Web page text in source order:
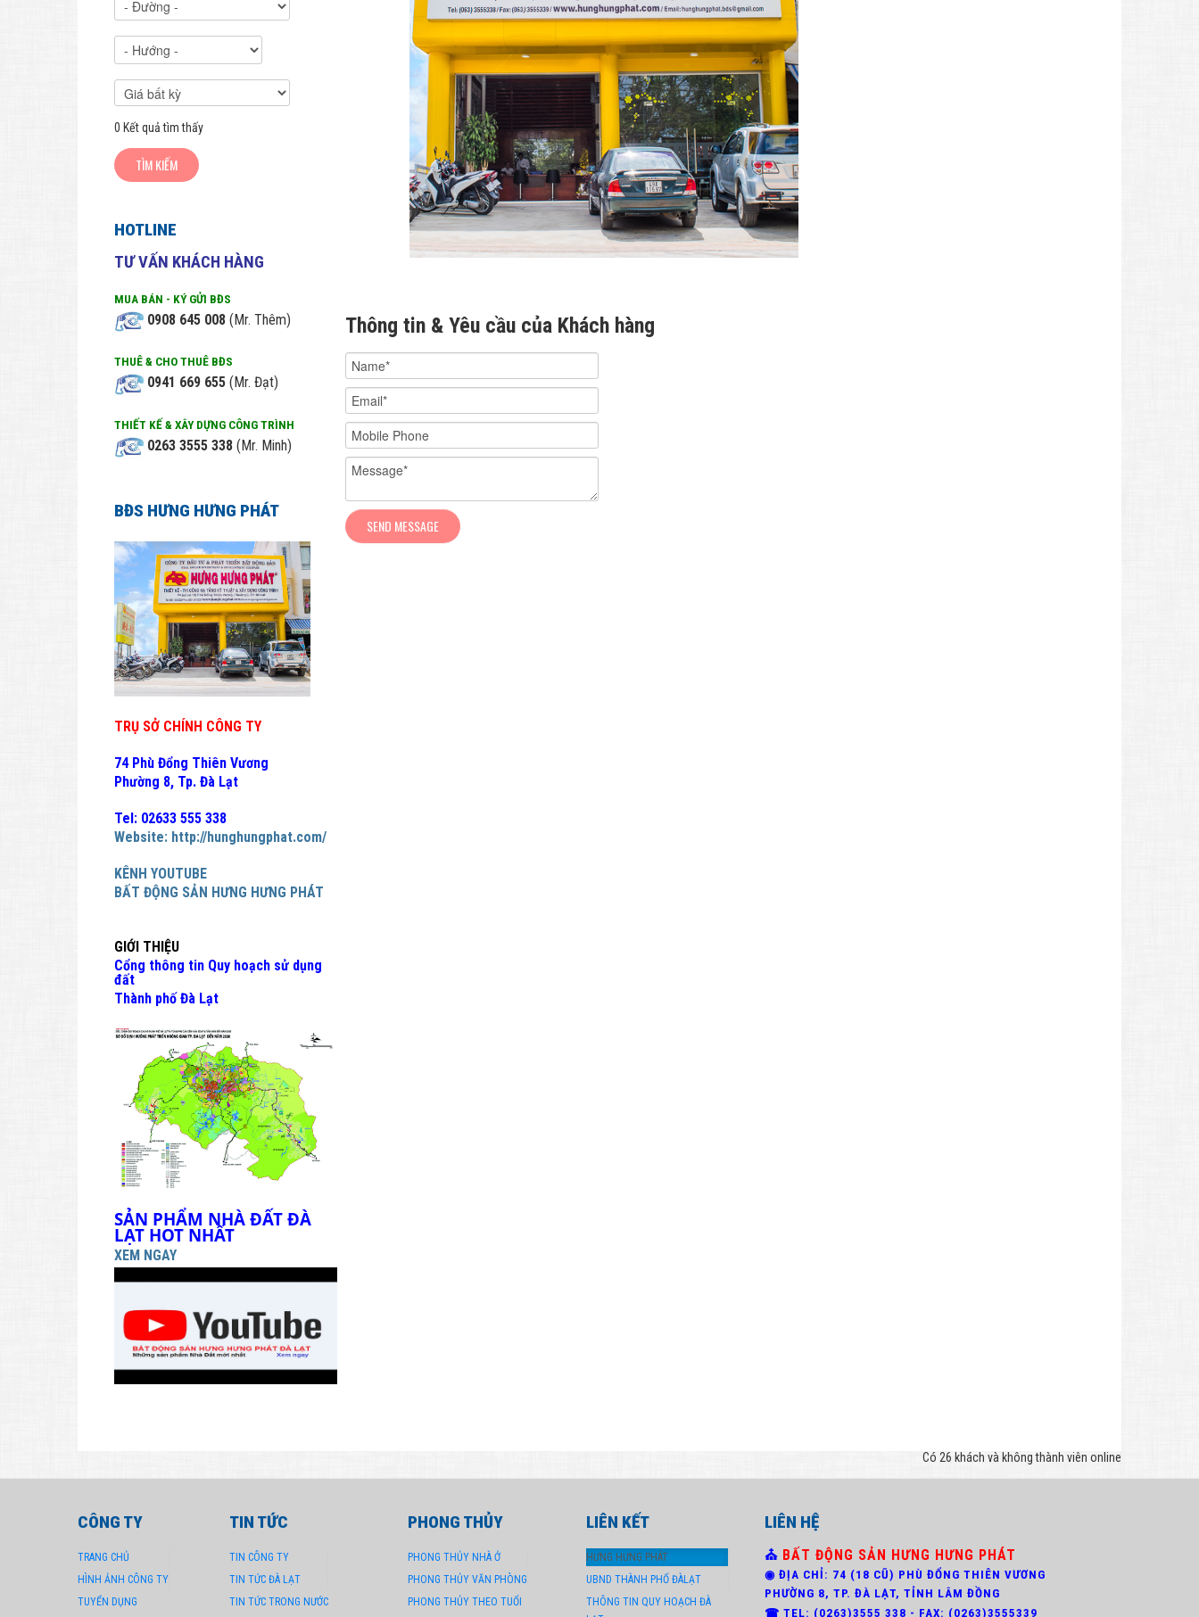
0 Kết quả tìm thấy
HOTLINE
TƯ VẤN KHÁCH HÀNG
MUA BÁN - KÝ GỬI BĐS
0908 645 008 (Mr. Thêm)
THUÊ & CHO THUÊ BĐS
0941 669 655 (Mr. Đạt)
THIẾT KẾ & XÂY DỰNG CÔNG TRÌNH
0263 3555 338 (Mr. Minh)
BĐS HƯNG HƯNG PHÁT
TRỤ SỞ CHÍNH CÔNG TY
74 Phù Đổng Thiên Vương
Phường 8, Tp. Đà Lạt
Tel: 02633 555 338
Website: http://hunghungphat.com/
KÊNH YOUTUBE
BẤT ĐỘNG SẢN HƯNG HƯNG PHÁT
GIỚI THIỆU
Cổng thông tin Quy hoạch sử dụng
đất
Thành phố Đà Lạt
SẢN PHẨM NHÀ ĐẤT ĐÀ
LẠT HOT NHẤT
XEM NGAY
Thông tin & Yêu cầu của Khách hàng
Có 26 khách và không thành viên online
CÔNG TY
TRANG CHỦ
HÌNH ẢNH CÔNG TY
TUYỂN DỤNG
TIN TỨC
TIN CÔNG TY
TIN TỨC ĐÀ LẠT
TIN TỨC TRONG NƯỚC
PHONG THỦY
PHONG THỦY NHÀ Ở
PHONG THỦY VĂN PHÒNG
PHONG THỦY THEO TUỔI
LIÊN KẾT
HƯNG HƯNG PHÁT
UBND THÀNH PHỐ ĐÀLẠT
THÔNG TIN QUY HOẠCH ĐÀ
LIÊN HỆ
⛪ BẤT ĐỘNG SẢN HƯNG HƯNG PHÁT
◉ ĐỊA CHỈ: 74 (18 CŨ) PHÙ ĐỔNG THIÊN VƯƠNG
PHƯỜNG 8, TP. ĐÀ LẠT, TỈNH LÂM ĐỒNG
☎ TEL: (0263)3555 338 - FAX: (0263)3555339